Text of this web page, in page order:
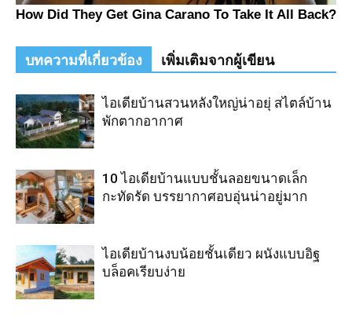
บทความที่เกี่ยวข้อง เพิ่มเติมจากผู้เขียน
ไอเดียบ้านสวนหลังใหญ่น่าอยุ่ สไตล์บ้าน
พักตากอากาศ
10 ไอเดียบ้านแบบชั้นลอยขนาดเล็ก
กะทัดรัด บรรยากาศอบอุ่นน่าอยู่มาก
ไอเดียบ้านงบน้อยชั้นเดียว ผนังแบบอิฐ
บล็อคเรียบง่าย